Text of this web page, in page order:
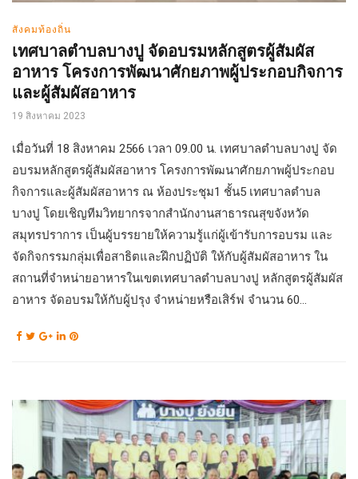
สังคมท้องถิ่น
เทศบาลตำบลบางปู จัดอบรมหลักสูตรผู้สัมผัส
อาหาร โครงการพัฒนาศักยภาพผู้ประกอบกิจการ
และผู้สัมผัสอาหาร
19 สิงหาคม 2023
เมื่อวันที่ 18 สิงหาคม 2566 เวลา 09.00 น. เทศบาลตำบลบางปู จัด
อบรมหลักสูตรผู้สัมผัสอาหาร โครงการพัฒนาศักยภาพผู้ประกอบ
กิจการและผู้สัมผัสอาหาร ณ ห้องประชุม1 ชั้น5 เทศบาลตำบล
บางปู โดยเชิญทีมวิทยากรจากสำนักงานสาธารณสุขจังหวัด
สมุทรปราการ เป็นผู้บรรยายให้ความรู้แก่ผู้เข้ารับการอบรม และ
จัดกิจกรรมกลุ่มเพื่อสาธิตและฝึกปฏิบัติ ให้กับผู้สัมผัสอาหาร ใน
สถานที่จำหน่ายอาหารในเขตเทศบาลตำบลบางปู หลักสูตรผู้สัมผัส
อาหาร จัดอบรมให้กับผู้ปรุง จำหน่ายหรือเสิร์ฟ จำนวน 60...